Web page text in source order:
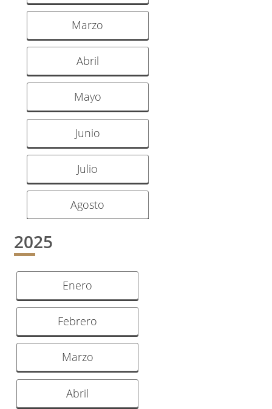
Marzo
Abril
Mayo
Junio
Julio
Agosto
2025
Enero
Febrero
Marzo
Abril